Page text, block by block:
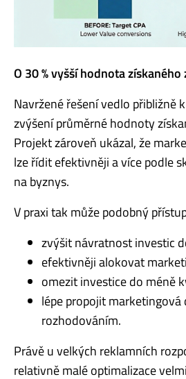
O 30 % vyšší hodnota získaného
Navržené řešení vedlo přibližně
zvýšení průměrnéhodnoty
Projekt zároveň ukázal, že
lze řídit efektivněji a více podle
na byznys.
V praxi tak může podobný
zvýšit návratnost investic
efektivněji alokovat
omezit investice do méně
lépe propojit marketingová
rozhodováním.
Právě u velkých reklamních
relativně malé optimalizace velmi